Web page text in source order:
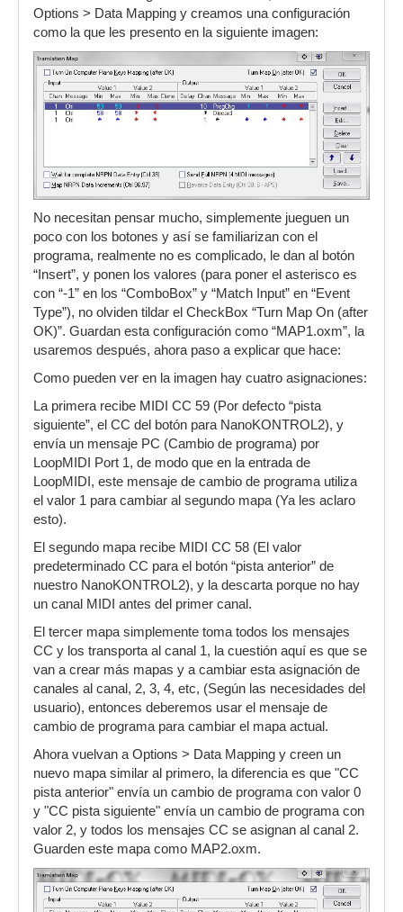
Options > Data Mapping y creamos una configuración
como la que les presento en la siguiente imagen:
No necesitan pensar mucho, simplemente jueguen un
poco con los botones y así se familiarizan con el
programa, realmente no es complicado, le dan al botón
“Insert”, y ponen los valores (para poner el asterisco es
con “-1” en los “ComboBox” y “Match Input” en “Event
Type”), no olviden tildar el CheckBox “Turn Map On (after
OK)”. Guardan esta configuración como “MAP1.oxm”, la
usaremos después, ahora paso a explicar que hace:
Como pueden ver en la imagen hay cuatro asignaciones:
La primera recibe MIDI CC 59 (Por defecto “pista
siguiente”, el CC del botón para NanoKONTROL2), y
envía un mensaje PC (Cambio de programa) por
LoopMIDI Port 1, de modo que en la entrada de
LoopMIDI, este mensaje de cambio de programa utiliza
el valor 1 para cambiar al segundo mapa (Ya les aclaro
esto).
El segundo mapa recibe MIDI CC 58 (El valor
predeterminado CC para el botón “pista anterior” de
nuestro NanoKONTROL2), y la descarta porque no hay
un canal MIDI antes del primer canal.
El tercer mapa simplemente toma todos los mensajes
CC y los transporta al canal 1, la cuestión aquí es que se
van a crear más mapas y a cambiar esta asignación de
canales al canal, 2, 3, 4, etc, (Según las necesidades del
usuario), entonces deberemos usar el mensaje de
cambio de programa para cambiar el mapa actual.
Ahora vuelvan a Options > Data Mapping y creen un
nuevo mapa similar al primero, la diferencia es que "CC
pista anterior" envía un cambio de programa con valor 0
y "CC pista siguiente" envía un cambio de programa con
valor 2, y todos los mensajes CC se asignan al canal 2.
Guarden este mapa como MAP2.oxm.